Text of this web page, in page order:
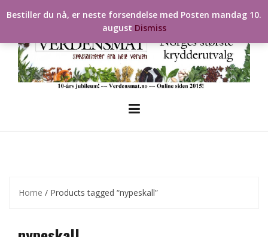
to
Home / Products tagged “nypeskall”
Bestiller du nå, er neste forsendelse med Posten mandag 10.
august Dismiss